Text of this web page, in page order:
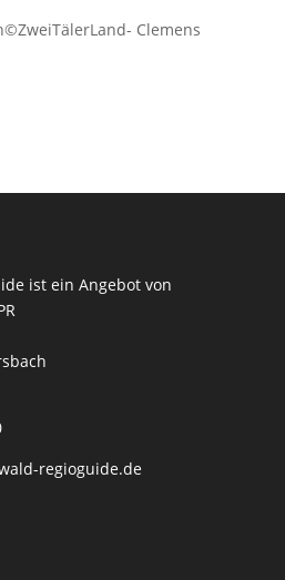
Clemens
ist ein Angebot von
regioguide.de